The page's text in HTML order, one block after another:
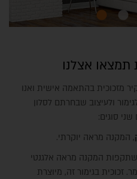
תמצאו אצלנו
מזכוכית בהתאמה אישית ואנו
ולעיצוב שבחרתם לסלון
סוגים:
, המקנה מראה יוקרתי.
המקנה מראה אלגנטי
זכוכית בגימור זה, מיוצרת